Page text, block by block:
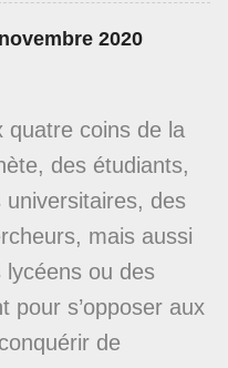
2020
quatre coins de la
des étudiants,
universitaires, des
mais aussi
lycéens ou des
pour s’opposer aux
de